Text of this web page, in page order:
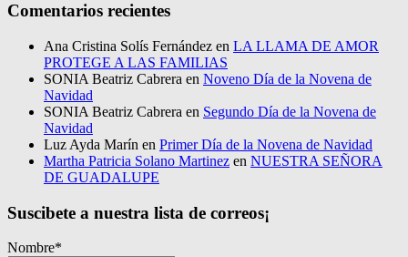
Comentarios recientes
Ana Cristina Solís Fernández en LA LLAMA DE AMOR
PROTEGE A LAS FAMILIAS
SONIA Beatriz Cabrera en Noveno Día de la Novena de
Navidad
SONIA Beatriz Cabrera en Segundo Día de la Novena de
Navidad
Luz Ayda Marín en Primer Día de la Novena de Navidad
Martha Patricia Solano Martinez en NUESTRA SEÑORA
DE GUADALUPE
Suscibete a nuestra lista de correos¡
Nombre*